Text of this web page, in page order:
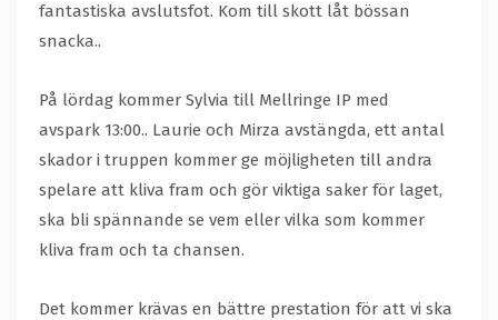
fantastiska avslutsfot. Kom till skott låt bössan
snacka..
På lördag kommer Sylvia till Mellringe IP med
avspark 13:00.. Laurie och Mirza avstängda, ett antal
skador i truppen kommer ge möjligheten till andra
spelare att kliva fram och gör viktiga saker för laget,
ska bli spännande se vem eller vilka som kommer
kliva fram och ta chansen.
Det kommer krävas en bättre prestation för att vi ska